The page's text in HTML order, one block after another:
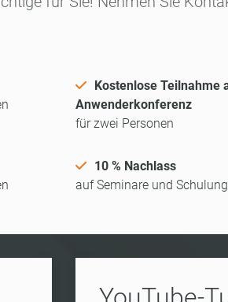
Kostenlose Teilnahme
Anwenderkonferenz
für zwei Personen
10 % Nachlass
auf Seminare und